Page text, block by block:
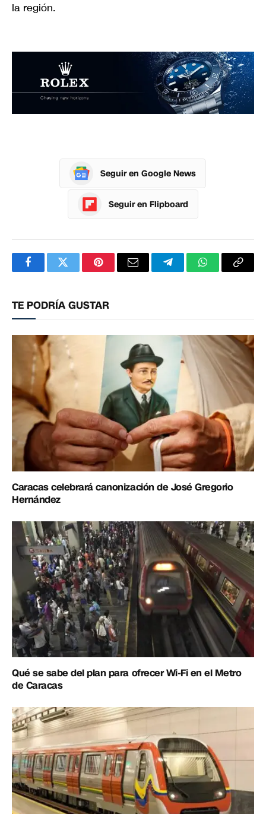
la región.
Seguir en Google News
Seguir en Flipboard
FacebookTwitterPinterestCorreoTelegramWhatsApp
TE PODRÍA GUSTAR
Caracas celebrará canonización de José Gregorio
Hernández
Qué se sabe del plan para ofrecer Wi-Fi en el Metro
de Caracas